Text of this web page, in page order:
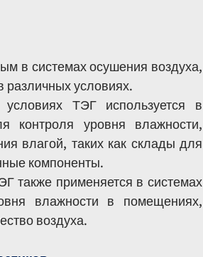
в системах осушения воздуха,
различных условиях.
ТЭГ используется в
контроля уровня влажности,
влагой, таких как склады для
компоненты.
также применяется в системах
влажности в помещениях,
воздуха.